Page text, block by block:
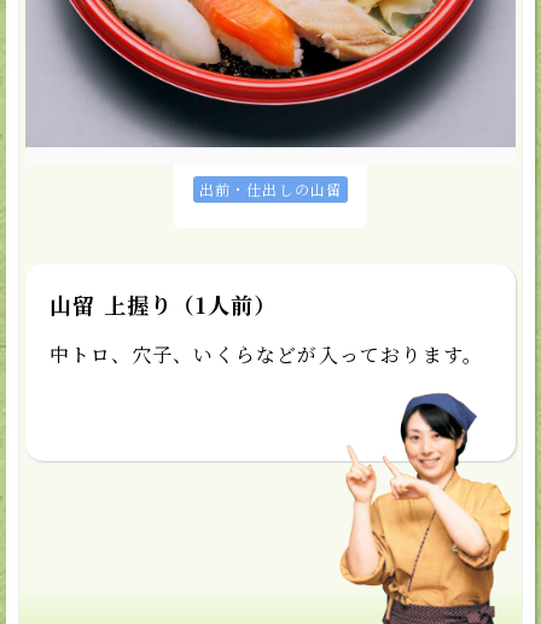
カートに入れる
★お気に入り
取扱店
出前・仕出しの山留
山留 上握り（1人前）
中トロ、穴子、いくらなどが入っております。